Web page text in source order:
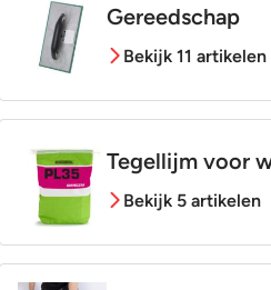
Gereedschap
Bekijk 11 artikelen
Tegellijm voor
Bekijk 5 artikelen